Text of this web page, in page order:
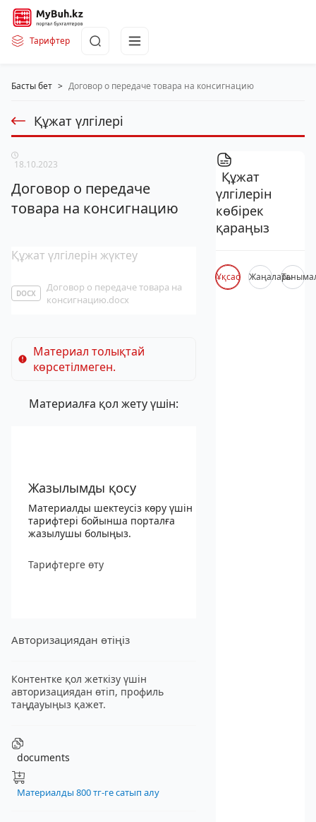
Тарифтер
Басты бет > Договор о передаче товара на консигнацию
Құжат үлгілері
18.10.2023
Договор о передаче
товара на консигнацию
Құжат үлгілерін жүктеу
DOCX
Договор о передаче товара на
консигнацию.docx
Материал толықтай
көрсетілмеген.
Материалға қол жету үшін:
Жазылымды қосу
Материалды шектеусіз көру үшін
тарифтері бойынша порталға
жазылушы болыңыз.
Тарифтерге өту
Авторизациядан өтіңіз
Контентке қол жеткізу үшін
авторизациядан өтіп, профиль
таңдауыңыз қажет.
documents
Материалды 800 тг-ге сатып алу
Құжат
үлгілерін
көбірек
қараңыз
Ұқсас Жаңалары